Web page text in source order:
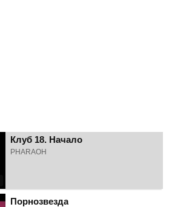
Клуб 18. Начало
PHARAOH
Порнозвезда